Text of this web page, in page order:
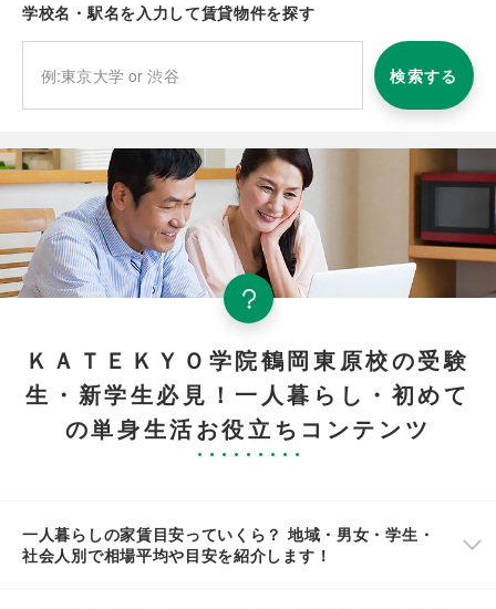
学校名・駅名を入力して賃貸物件を探す
検索する
ＫＡＴＥＫＹＯ学院鶴岡東原校の受験
生・新学生必見！一人暮らし・初めて
の単身生活お役立ちコンテンツ
一人暮らしの家賃目安っていくら？ 地域・男女・学生・
社会人別で相場平均や目安を紹介します！